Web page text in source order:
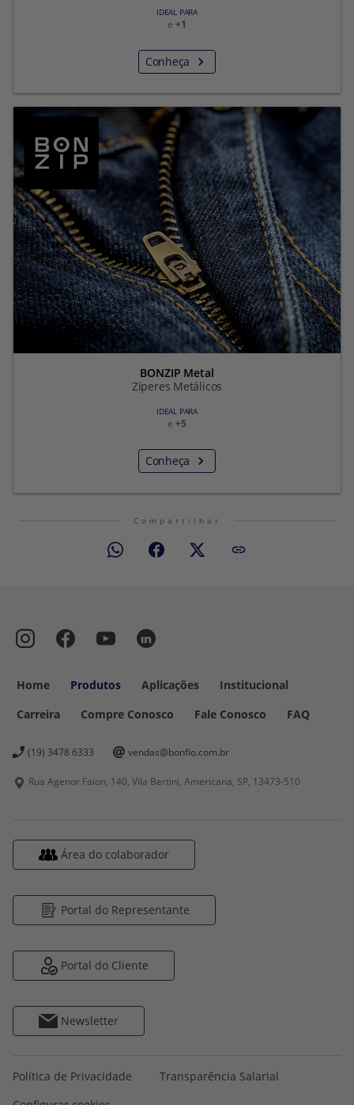
IDEAL PARA
e +1
Conheça
BONZIP Metal
Zíperes Metálicos
IDEAL PARA
e +5
Conheça
Compartilhar
Home Produtos Aplicações
Institucional
Carreira
Compre Conosco Fale Conosco FAQ
(19) 3478 6333 vendas@bonfio.com.br
Rua Agenor Faion, 140, Vila Bertini, Americana, SP, 13473-510
Área do colaborador
Portal do Representante
Portal do Cliente
Newsletter
Política de Privacidade
Transparência Salarial